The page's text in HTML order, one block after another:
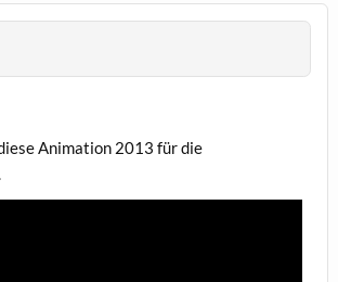
Animation 2013 für die